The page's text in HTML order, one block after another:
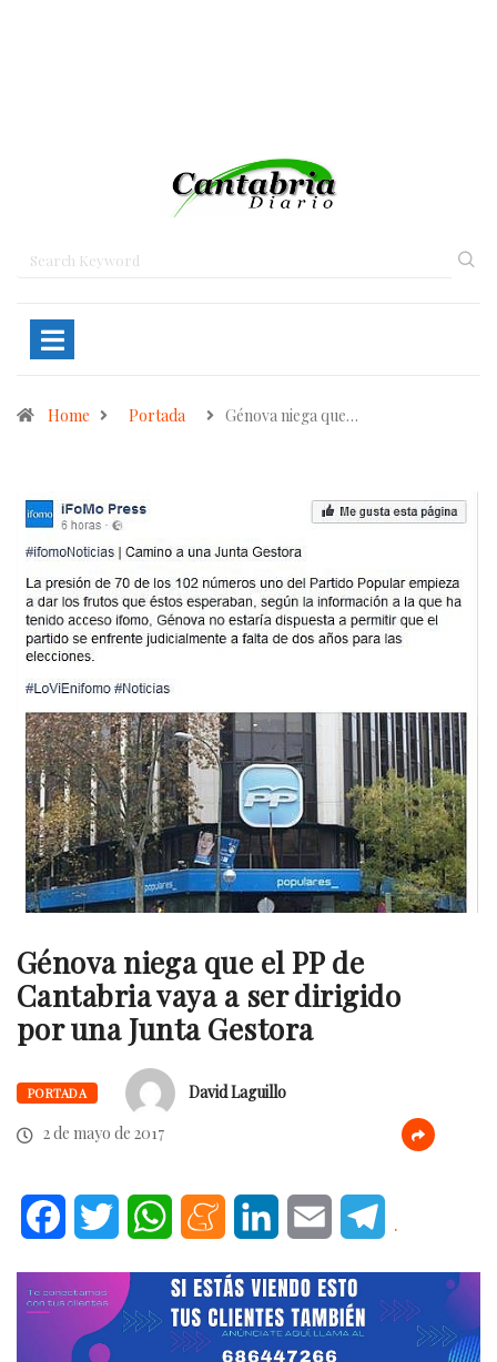
Home Portada Génova niega que…
Génova niega que el PP de
Cantabria vaya a ser dirigido
por una Junta Gestora
PORTADA
David Laguillo
2 de mayo de 2017
FacebookTwitter WhatsAppMeneameLinkedInEmail .